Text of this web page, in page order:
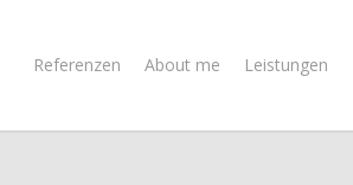
Referenzen About me Leistungen